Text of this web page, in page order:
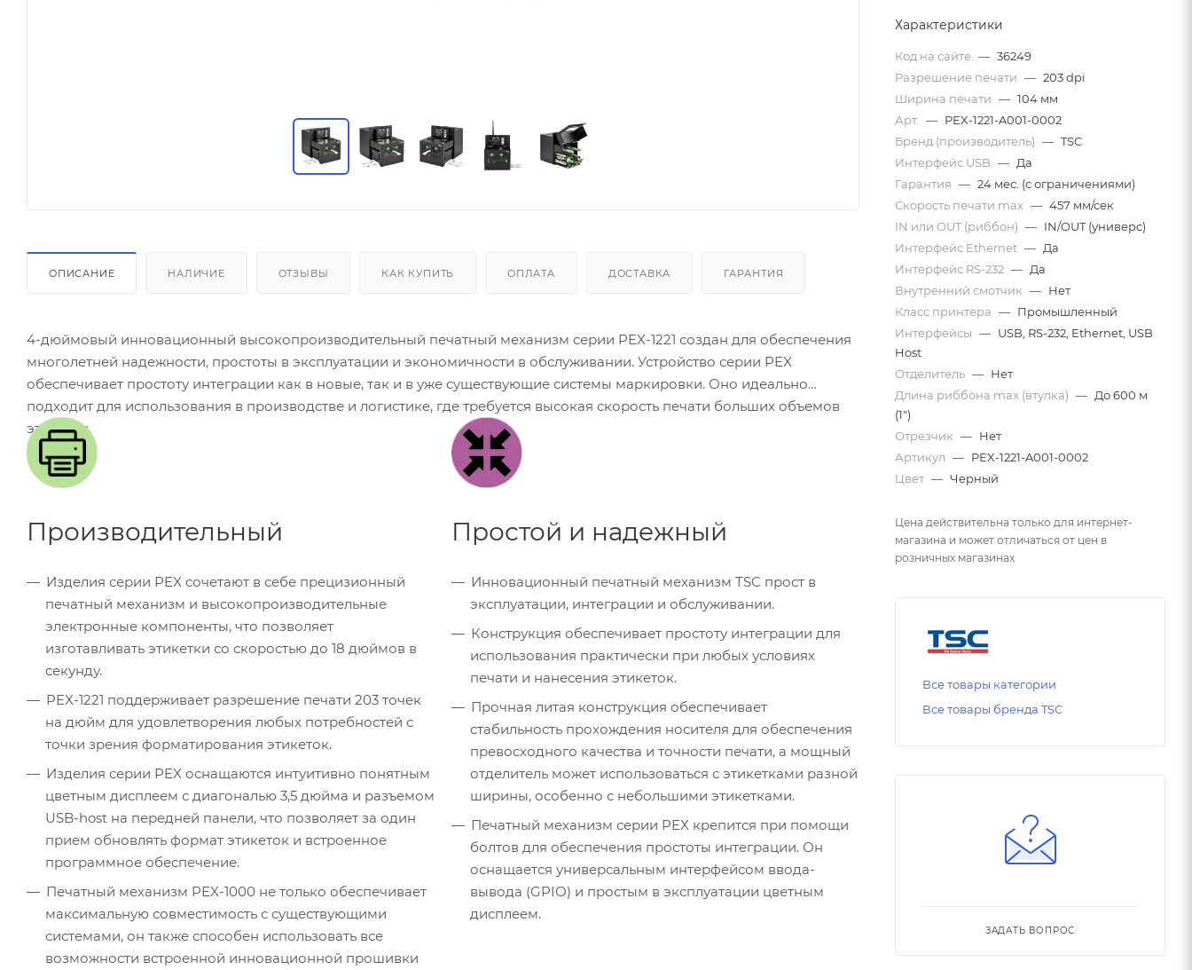
ОПИСАНИЕ НАЛИЧИЕ ОТЗЫВЫ КАК КУПИТЬ ОПЛАТА ДОСТАВКА ГАРАНТИЯ
4-дюймовый инновационный высокопроизводительный печатный механизм серии PEX-1221 создан для обеспечения
многолетней надежности, простоты в эксплуатации и экономичности в обслуживании. Устройство серии PEX
обеспечивает простоту интеграции как в новые, так и в уже существующие системы маркировки. Оно идеально
подходит для использования в производстве и логистике, где требуется высокая скорость печати больших объемов
этикеток.
Производительный
Изделия серии PEX сочетают в себе прецизионный
печатный механизм и высокопроизводительные
электронные компоненты, что позволяет
изготавливать этикетки со скоростью до 18 дюймов в
секунду.
PEX-1221 поддерживает разрешение печати 203 точек
на дюйм для удовлетворения любых потребностей с
точки зрения форматирования этикеток.
Изделия серии PEX оснащаются интуитивно понятным
цветным дисплеем с диагональю 3,5 дюйма и разъемом
USB-host на передней панели, что позволяет за один
прием обновлять формат этикеток и встроенное
программное обеспечение.
Печатный механизм PEX-1000 не только обеспечивает
максимальную совместимость с существующими
системами, он также способен использовать все
возможности встроенной инновационной прошивки
Простой и надежный
Инновационный печатный механизм TSC прост в
эксплуатации, интеграции и обслуживании.
Конструкция обеспечивает простоту интеграции для
использования практически при любых условиях
печати и нанесения этикеток.
Прочная литая конструкция обеспечивает
стабильность прохождения носителя для обеспечения
превосходного качества и точности печати, а мощный
отделитель может использоваться с этикетками разной
ширины, особенно с небольшими этикетками.
Печатный механизм серии PEX крепится при помощи
болтов для обеспечения простоты интеграции. Он
оснащается универсальным интерфейсом ввода-
вывода (GPIO) и простым в эксплуатации цветным
дисплеем.
Характеристики
Код на сайте — 36249
Разрешение печати — 203 dpi
Ширина печати — 104 мм
Арт.
— PEX-1221-A001-0002
Бренд (производитель) — TSC
Интерфейс USB — Да
Гарантия — 24 мес. (с ограничениями)
Скорость печати mаx — 457 мм/сек
IN или OUT (риббон) — IN/OUT (универс)
Интерфейс Ethernet — Да
Интерфейс RS-232 — Да
Внутренний смотчик — Нет
Класс принтера — Промышленный
Интерфейсы — USB, RS-232, Ethernet, USB
Host
Отделитель — Нет
Длина риббона max (втулка) — До 600 м
(1")
Отрезчик — Нет
Артикул — PEX-1221-A001-0002
Цвет — Черный
Цена действительна только для интернет-
магазина и может отличаться от цен в
розничных магазинах
Все товары категории
Все товары бренда TSC
ЗАДАТЬ ВОПРОС